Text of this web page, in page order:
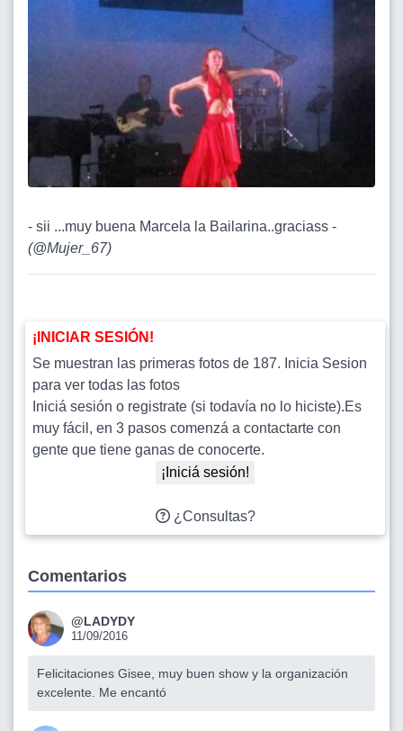
- sii ...muy buena Marcela la Bailarina..graciass -
(@Mujer_67)
¡INICIAR SESIÓN!
Se muestran las primeras fotos de 187. Inicia Sesion
para ver todas las fotos
Iniciá sesión o registrate (si todavía no lo hiciste).Es
muy fácil, en 3 pasos comenzá a contactarte con
gente que tiene ganas de conocerte.
¡Iniciá sesión!
¿Consultas?
Comentarios
@LADYDY
11/09/2016
Felicitaciones Gisee, muy buen show y la organización
excelente. Me encantó